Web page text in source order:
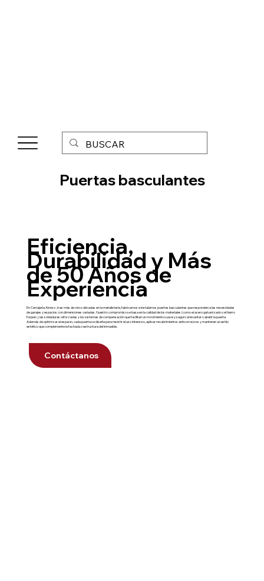
Puertas basculantes
Eficiencia,
Durabilidad y Más
de 50 Años de
Experiencia
En Cerrajería Alonso , tras más de cinco décadas en la metalistería, fabricamos e instalamos puertas basculantes que responden a las necesidades
de garajes y espacios con dimensiones variadas. Nuestro compromiso se basa en la calidad de los materiales (como el acero galvanizado o el hierro
forjado ), las soldaduras reforzadas y los sistemas de compensación que facilitan un movimiento suave y seguro al levantar o abatir la puerta.
Además de optimizar el espacio, cada puerta se diseña para resistir el uso intensivo, aplicar recubrimientos anticorrosivos y mantener un estilo
estético que complemente la fachada o estructura del inmueble.
Contáctanos